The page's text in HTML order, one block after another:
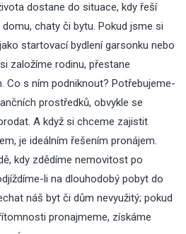
dostane do situace, kdy řeší
chaty či bytu. Pokud jsme si
startovací bydlení garsonku nebo
založíme rodinu, přestane
Co s ním podniknout? Potřebujeme-
prostředků, obvykle se
A když si chceme zajistit
je ideálním řešením pronájem.
kdy zdědíme nemovitost po
li na dlouhodobý pobyt do
náš byt či dům nevyužitý; pokud
pronajmeme, získáme